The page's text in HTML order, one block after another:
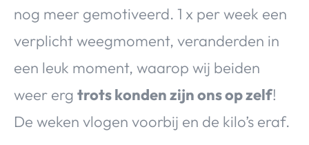
nog meer gemotiveerd. 1 x per week een
verplicht weegmoment, veranderden in
een leuk moment, waarop wij beiden
weer erg trots konden zijn ons op zelf!
De weken vlogen voorbij en de kilo’s eraf.